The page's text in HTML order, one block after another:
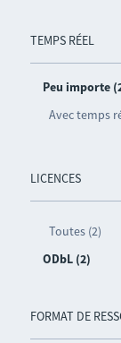
TEMPS RÉEL
Peu importe
Avec temps
LICENCES
Toutes (2)
ODbL (2)
FORMAT DE